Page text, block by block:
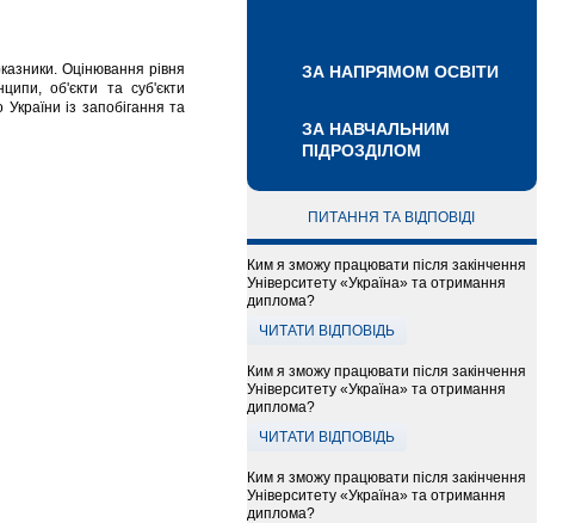
ЗА НАПРЯМОМ ОСВІТИ
ЗА НАВЧАЛЬНИМ
ПІДРОЗДІЛОМ
ПИТАННЯ ТА ВІДПОВІДІ
Ким я зможу працювати після закінчення
Університету «Україна» та отримання
диплома?
ЧИТАТИ ВІДПОВІДЬ
Ким я зможу працювати після закінчення
Університету «Україна» та отримання
диплома?
ЧИТАТИ ВІДПОВІДЬ
Ким я зможу працювати після закінчення
Університету «Україна» та отримання
диплома?
Оцінювання рівня
об'єкти та суб'єкти
із запобігання та